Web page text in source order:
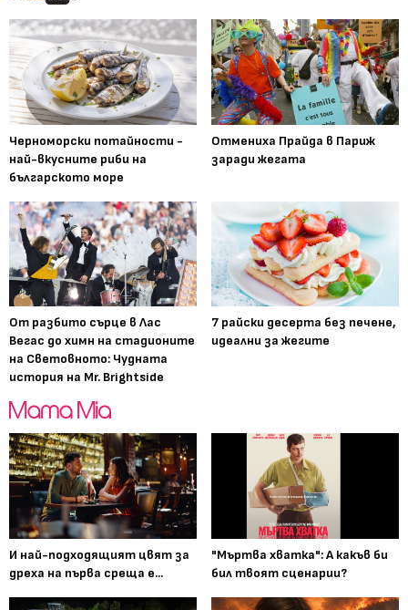
Черноморски потайности -
най-вкусните риби на
българското море
Отмениха Прайда в Париж
заради жегата
От разбито сърце в Лас
Вегас до химн на стадионите
на Световното: Чудната
история на Mr. Brightside
7 райски десерта без печене,
идеални за жегите
И най-подходящият цвят за
дреха на първа среща е...
"Мъртва хватка": А какъв би
бил твоят сценарии?